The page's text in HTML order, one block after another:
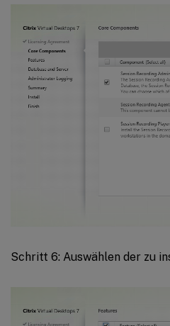
Schritt 6: Auswählen der zu